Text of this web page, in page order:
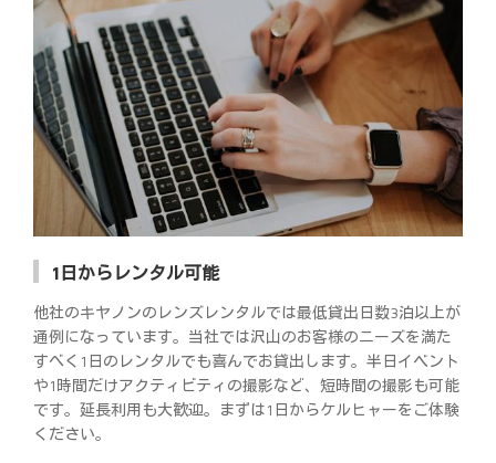
1日からレンタル可能
他社のキヤノンのレンズレンタルでは最低貸出日数3泊以上が
通例になっています。当社では沢山のお客様のニーズを満た
すべく1日のレンタルでも喜んでお貸出します。半日イベント
や1時間だけアクティビティの撮影など、短時間の撮影も可能
です。延長利用も大歓迎。まずは1日からケルヒャーをご体験
ください。